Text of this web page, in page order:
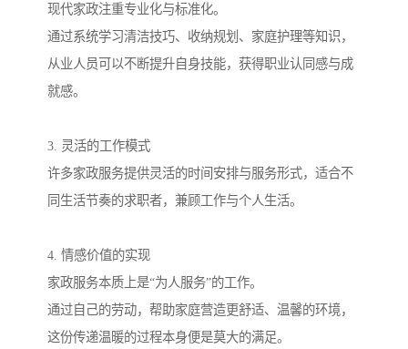
现代家政注重专业化与标准化。
通过系统学习清洁技巧、收纳规划、家庭护理等知识，
从业人员可以不断提升自身技能，获得职业认同感与成
就感。
3. 灵活的工作模式
许多家政服务提供灵活的时间安排与服务形式，适合不
同生活节奏的求职者，兼顾工作与个人生活。
4. 情感价值的实现
家政服务本质上是“为人服务”的工作。
通过自己的劳动，帮助家庭营造更舒适、温馨的环境，
这份传递温暖的过程本身便是莫大的满足。